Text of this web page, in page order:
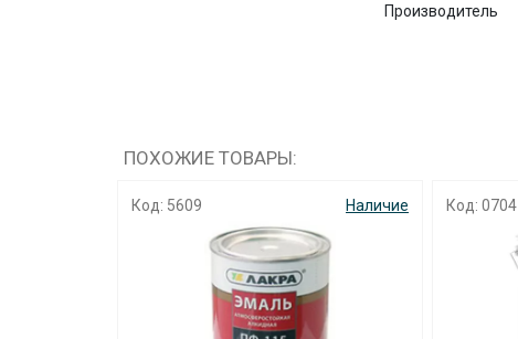
Производитель
ПОХОЖИЕ ТОВАРЫ:
Код: 5609 Наличие Код: 0704